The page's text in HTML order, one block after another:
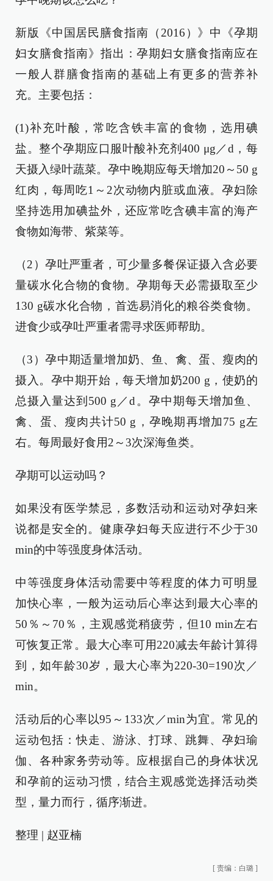
新版《中国居民膳食指南（2016）》中《孕期
妇女膳食指南》指出：孕期妇女膳食指南应在
一般人群膳食指南的基础上有更多的营养补
充。主要包括：
(1)补充叶酸，常吃含铁丰富的食物，选用碘
盐。整个孕期应口服叶酸补充剂400 μg／d，每
天摄入绿叶蔬菜。孕中晚期应每天增加20～50 g
红肉，每周吃1～2次动物内脏或血液。孕妇除
坚持选用加碘盐外，还应常吃含碘丰富的海产
食物如海带、紫菜等。
（2）孕吐严重者，可少量多餐保证摄入含必要
量碳水化合物的食物。孕期每天必需摄取至少
130 g碳水化合物，首选易消化的粮谷类食物。
进食少或孕吐严重者需寻求医师帮助。
（3）孕中期适量增加奶、鱼、禽、蛋、瘦肉的
摄入。孕中期开始，每天增加奶200 g，使奶的
总摄入量达到500 g／d。孕中期每天增加鱼、
禽、蛋、瘦肉共计50 g，孕晚期再增加75 g左
右。每周最好食用2～3次深海鱼类。
孕期可以运动吗？
如果没有医学禁忌，多数活动和运动对孕妇来
说都是安全的。健康孕妇每天应进行不少于30
min的中等强度身体活动。
中等强度身体活动需要中等程度的体力可明显
加快心率，一般为运动后心率达到最大心率的
50％～70％，主观感觉稍疲劳，但10 min左右
可恢复正常。最大心率可用220减去年龄计算得
到，如年龄30岁，最大心率为220-30=190次／
min。
活动后的心率以95～133次／min为宜。常见的
运动包括：快走、游泳、打球、跳舞、孕妇瑜
伽、各种家务劳动等。应根据自己的身体状况
和孕前的运动习惯，结合主观感觉选择活动类
型，量力而行，循序渐进。
整理 | 赵亚楠
[ 责编：白璐 ]